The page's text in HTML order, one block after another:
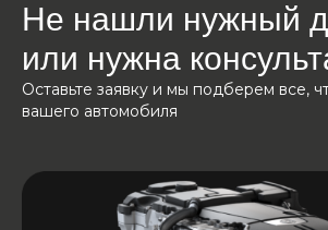
Не нашли нужный
или нужна
Оставьте заявку и мы подберем все,
вашего автомобиля